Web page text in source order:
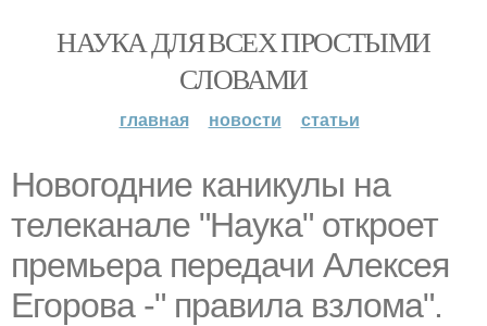
НАУКА ДЛЯ ВСЕХ ПРОСТЫМИ
СЛОВАМИ
главная новости статьи
Новогодние каникулы на
телеканале "Наука" откроет
премьера передачи Алексея
Егорова -" правила взлома".